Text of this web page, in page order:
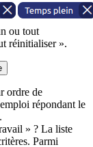
ou tout
réinitialiser ».
ordre de
répondant le
.
» ? La liste
Parmi